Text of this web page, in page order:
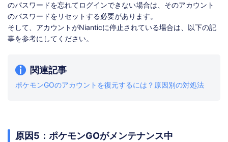
のパスワードを忘れてログインできない場合は、そのアカウント
のパスワードをリセットする必要があります。
そして、アカウントがNianticに停止されている場合は、以下の記
事を参考にしてください。
関連記事
ポケモンGOのアカウントを復元するには？原因別の対処法
原因5：ポケモンGOがメンテナンス中